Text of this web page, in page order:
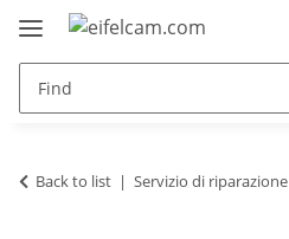
Back to list Servizio di riparazione